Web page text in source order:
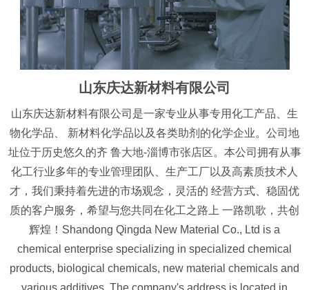
山东庆达新材料有限公司
山东庆达新材料有限公司是一家专业从事专用化工产品、生
物化学品、 新材料化学品以及各类助剂的化学企业。公司地
址位于历史悠久的齐 鲁大地-淄博市张店区。本公司拥有从事
化工行业多年的专业管理团队、生产工厂以及高素质技术人
才，我们秉持着先进的市场观念，灵活的 经营方式、稳固优
质的客户服务，希望与您共同在化工之路上 一路凯歌，共创
辉煌！Shandong Qingda New Material Co., Ltd is a
chemical enterprise specializing in specialized chemical
products, biological chemicals, new material chemicals and